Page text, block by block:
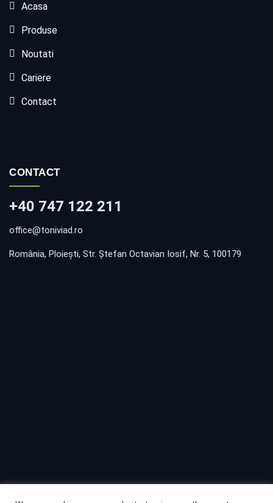
Acasa
Produse
Noutati
Cariere
Contact
CONTACT
+40 747 122 211
office@toniviad.ro
România, Ploieşti, Str. Ştefan Octavian Iosif, Nr. 5, 100179